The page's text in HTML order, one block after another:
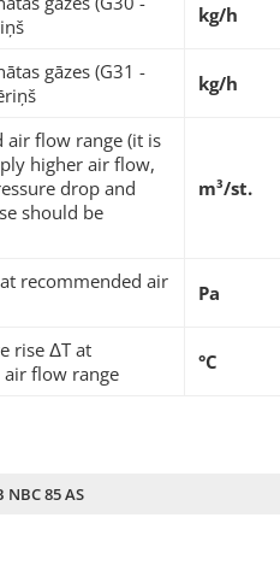
kg/h
gāzes (G31 -
kg/h
air flow range (it is
higher air flow,
drop and
should be
m³/st.
recommended air
Pa
rise ΔT at
flow range
°C
NBC 85 AS